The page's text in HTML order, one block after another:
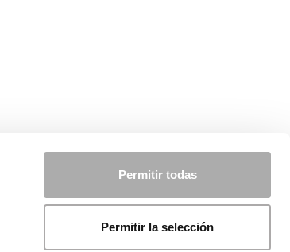
Permitir todas
Permitir la selección